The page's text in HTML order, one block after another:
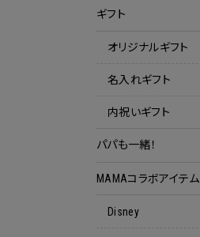
ギフト
オリジナルギフト
名入れギフト
内祝いギフト
パパも一緒！
MAMAコラボアイテム
Disney